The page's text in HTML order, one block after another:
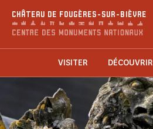
CHÂTEAU DE FOUGÈRES-SUR-BIÈVRE
VISITER DÉCOUVRIR